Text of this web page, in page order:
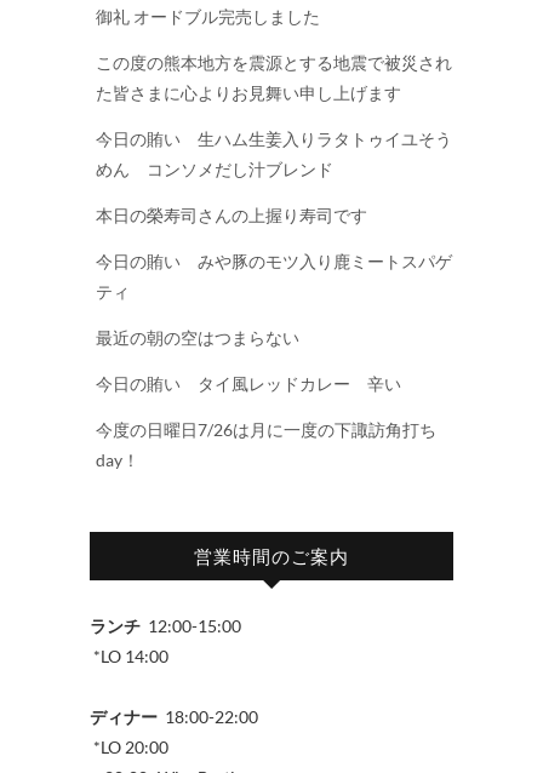
御礼 オードブル完売しました
この度の熊本地方を震源とする地震で被災され
た皆さまに心よりお見舞い申し上げます
今日の賄い 生ハム生姜入りラタトゥイユそう
めん コンソメだし汁ブレンド
本日の榮寿司さんの上握り寿司です
今日の賄い みや豚のモツ入り鹿ミートスパゲ
ティ
最近の朝の空はつまらない
今日の賄い タイ風レッドカレー 辛い
今度の日曜日7/26は月に一度の下諏訪角打ち
day！
営業時間のご案内
ランチ 12:00-15:00
*LO 14:00
ディナー 18:00-22:00
*LO 20:00